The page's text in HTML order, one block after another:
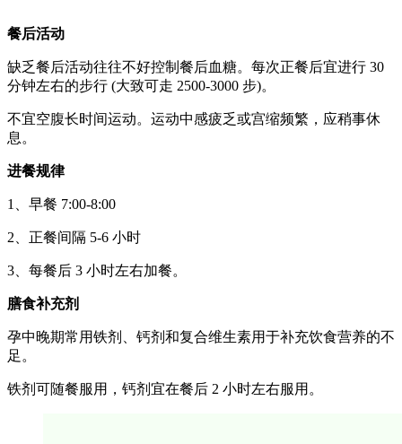
餐后活动
缺乏餐后活动往往不好控制餐后血糖。每次正餐后宜进行 30
分钟左右的步行 (大致可走 2500-3000 步)。
不宜空腹长时间运动。运动中感疲乏或宫缩频繁，应稍事休
息。
进餐规律
1、早餐 7:00-8:00
2、正餐间隔 5-6 小时
3、每餐后 3 小时左右加餐。
膳食补充剂
孕中晚期常用铁剂、钙剂和复合维生素用于补充饮食营养的不
足。
铁剂可随餐服用，钙剂宜在餐后 2 小时左右服用。